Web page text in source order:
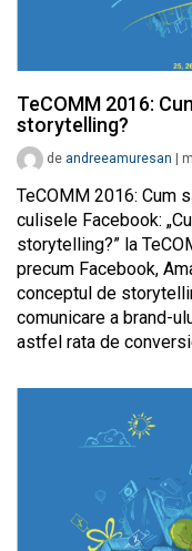
TeCOMM 2016:
storytelling?
de andreeamuresan
TeCOMM 2016: Cum
culisele Facebook:
storytelling?” la
precum Facebook,
conceptul de
comunicare a brand-
astfel rata de